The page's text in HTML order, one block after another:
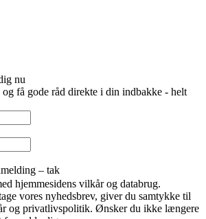
nu
få gode råd direkte i din indbakke - helt
– tak
hjemmesidens vilkår og databrug.
vores nyhedsbrev, giver du samtykke til
og privatlivspolitik. Ønsker du ikke længere